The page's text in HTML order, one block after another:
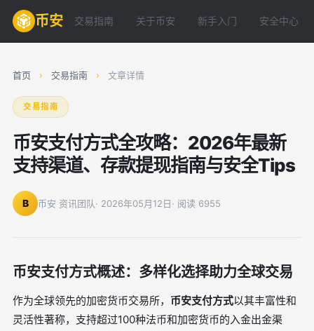
币安 交易指南 关于币安 新手入门 安全中心
首页 › 交易指南 › 文章详情
交易指南
币安支付方式全攻略：2026年最新
支持渠道、存款提现指南与安全Tips
B 币安 资讯团队· 2026年05月12日· 阅读 6955
币安支付方式概述：多样化选择助力全球交易
作为全球领先的加密货币交易所， 币安支付方式以其丰富性和
灵活性著称，支持超过100种法币和加密货币的入金出金渠